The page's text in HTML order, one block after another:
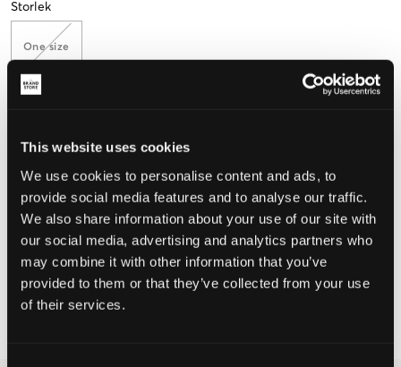
This website uses cookies
We use cookies to personalise content and ads, to
provide social media features and to analyse our traffic.
We also share information about your use of our site with
our social media, advertising and analytics partners who
may combine it with other information that you’ve
provided to them or that they’ve collected from your use
of their services.
Storlek
One size
VÄLJ STORLEK
Fri frakt på beställningar över 699 kr